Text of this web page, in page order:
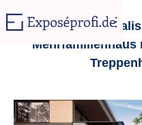
Mehrfamilienhaus